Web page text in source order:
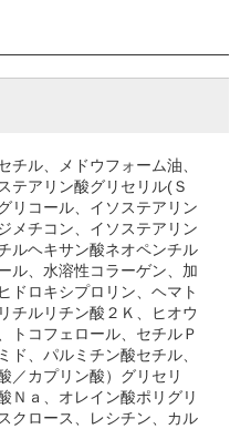
チル、メドウフォーム油、
テアリン酸グリセリル(Ｓ
リコール、イソステアリン
メチコン、イソステアリン
ルヘキサン酸ネオペンチル
ル、水溶性コラーゲン、加
ドロキシプロリン、ヘマト
チルリチン酸２Ｋ、ヒオウ
トコフェロール、セチルＰ
ド、パルミチン酸セチル、
／カプリン酸）グリセリ
Ｎａ、オレイン酸ポリグリ
クロース、レシチン、カル